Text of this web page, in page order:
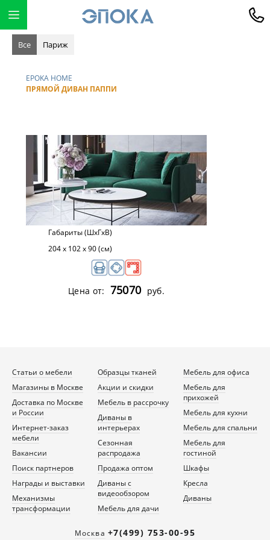
Все Париж
EPOKA HOME
ПРЯМОЙ ДИВАН ПАППИ
Габариты (ШхГхВ)
204 х 102 х 90 (см)
Цена от: 75070 руб.
Статьи о мебели
Магазины в Москве
Доставка по Москве
и России
Интернет-заказ
мебели
Вакансии
Поиск партнеров
Награды и выставки
Механизмы
трансформации
Образцы тканей
Акции и скидки
Мебель в рассрочку
Диваны в
интерьерах
Сезонная
распродажа
Продажа оптом
Диваны с
видеообзором
Мебель для дачи
Мебель для офиса
Мебель для
прихожей
Мебель для кухни
Мебель для спальни
Мебель для
гостиной
Шкафы
Кресла
Диваны
Москва +7(499) 753-00-95